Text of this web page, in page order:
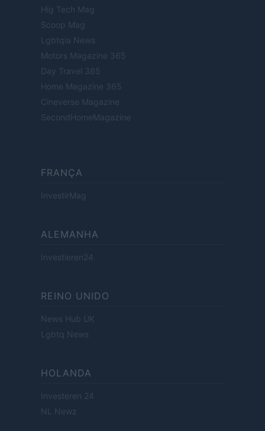
Hig Tech Mag
Scoop Mag
Lgbtqia News
Motors Magazine 365
Day Travel 365
Home Magazine 365
Cineverse Magazine
SecondHomeMagazine
FRANÇA
InvestirMag
ALEMANHA
Investieren24
REINO UNIDO
News Hub UK
Lgbtq News
HOLANDA
Investeren 24
NL Newz